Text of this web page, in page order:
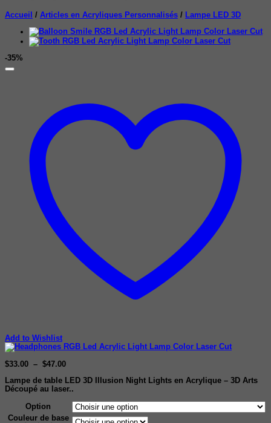
Accueil / Articles en Acryliques Personnalisés / Lampe LED 3D
-35%
Add to Wishlist
$33.00 – $47.00Plage
prix :
$33.00
$47.00
Lampe de table LED 3D Illusion Night Lights en Acrylique – 3D Arts
Découpé au laser..
Option
Couleur de base